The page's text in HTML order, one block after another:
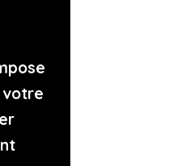
votre